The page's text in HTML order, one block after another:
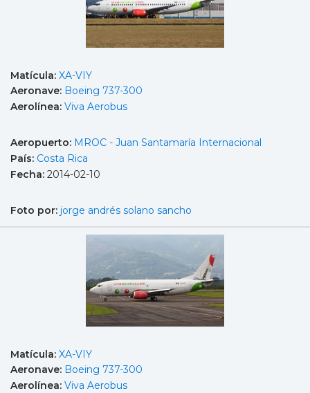
Matícula: XA-VIY
Aeronave: Boeing 737-300
Aerolínea: Viva Aerobus
Aeropuerto: MROC - Juan Santamaría Internacional
País: Costa Rica
Fecha: 2014-02-10
Foto por: jorge andrés solano sancho
Matícula: XA-VIY
Aeronave: Boeing 737-300
Aerolínea: Viva Aerobus